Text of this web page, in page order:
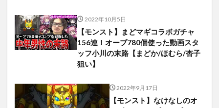
2022年10月5日
【モンスト】まどマギコラボガチャ
156連！オーブ780個使った動画スタ
ッフ小川の末路【まどか/ほむら/杏子
狙い】
2022年9月17日
【モンスト】なけなしのオ